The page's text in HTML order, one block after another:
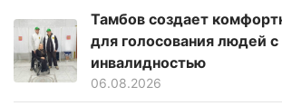
Тамбов создает
для голосования людей с
инвалидностью
06.08.2026